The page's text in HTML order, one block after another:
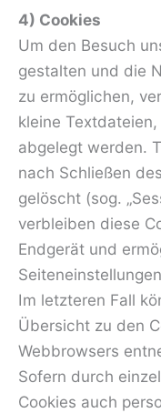
4) Cookies
Um den Besuch
gestalten und die
zu ermöglichen,
kleine
abgelegt werden.
nach Schließen
gelöscht (sog.
verbleiben diese
Endgerät und
Im letzteren Fall
Übersicht zu den
Webbrowsers
Sofern durch
Cookies auch